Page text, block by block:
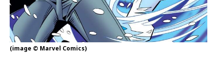
(image © Marvel Comics)